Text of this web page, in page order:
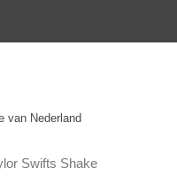
van Nederland
Swifts Shake